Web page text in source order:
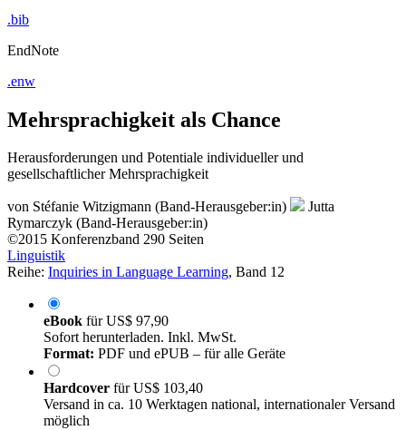
.bib
EndNote
.enw
Mehrsprachigkeit als Chance
Herausforderungen und Potentiale individueller und
gesellschaftlicher Mehrsprachigkeit
von Stéfanie Witzigmann (Band-Herausgeber:in)
Jutta
Rymarczyk (Band-Herausgeber:in)
©2015 Konferenzband 290 Seiten
Linguistik
Reihe: Inquiries in Language Learning, Band 12
eBook fürUS$ 97,90
Sofort herunterladen. Inkl. MwSt.
Format: PDF und ePUB – für alle Geräte
Hardcover fürUS$ 103,40
Versand in ca. 10 Werktagen national, internationaler Versand
möglich